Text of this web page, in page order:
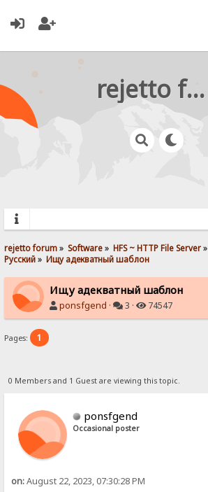
rejetto forum
rejetto forum» Software» HFS ~ HTTP File Server»
Pусский» Ищу адекватный шаблон
Ищу адекватный шаблон
ponsfgend · 3 · 74547
Pages: 1
0 Members and 1 Guest are viewing this topic.
ponsfgend
Occasional poster
on:August 22, 2023, 07:30:28 PM